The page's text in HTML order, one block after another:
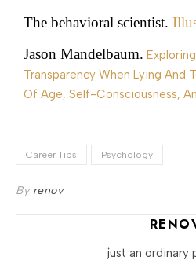
The behavioral scientist.
Jason Mandelbaum.
Transparency When Lying And
Of Age, Self-Consciousness,
Career Tips Psychology
By renov
just an ordinary